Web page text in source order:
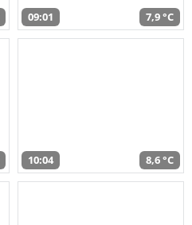
09:01 7,9 °C
10:04 8,6 °C